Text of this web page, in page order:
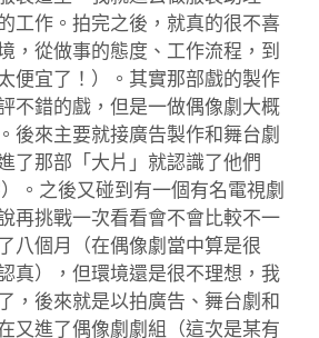
工作。拍完之後，就真的很不喜
，從做事的態度、工作流程，到
便宜了！）。其實那部戲的製作
不錯的戲，但是一做偶像劇大概
後來主要就接廣告製作和舞台劇
了那部「大片」就認識了他們
）。之後又碰到有一個有名電視劇
再挑戰一次看看會不會比較不一
八個月（在偶像劇當中算是很
真），但環境還是很不理想，我
，後來就是以拍廣告、舞台劇和
又進了偶像劇劇組（這次是某有